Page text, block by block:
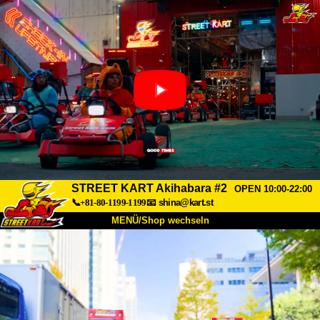
STREET KART Akihabara #2
OPEN 10:00-22:00
📞+81-80-1199-1199📧 shina@kart.st
MENÜ/Shop wechseln
Über uns Spezifikationen Preise
Anfahrt Bewertungen FAQ